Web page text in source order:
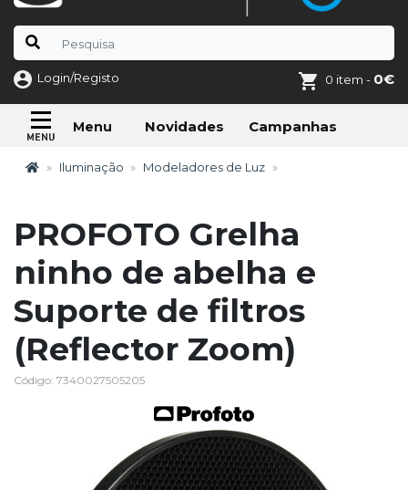
Login/Registo 0 item - 0€
Menu Novidades Campanhas
Iluminação Modeladores de Luz
PROFOTO Grelha
ninho de abelha e
Suporte de filtros
(Reflector Zoom)
Código: 7340027505205